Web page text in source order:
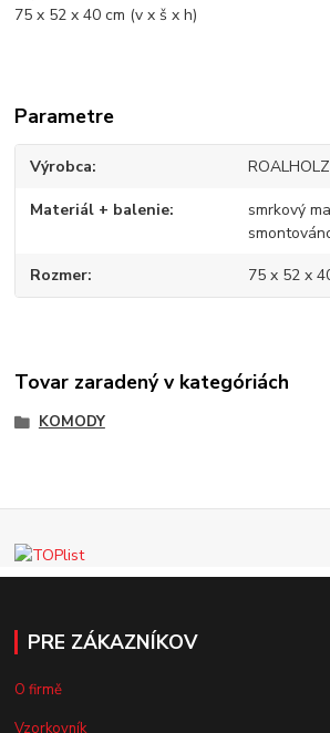
75 x 52 x 40 cm (v x š x h)
Parametre
Výrobca ROALHOLZ
Materiál + balenie
smrkový
Rozmer 75 x 52 x
Tovar zaradený v kategóriách
KOMODY
PRE ZÁKAZNÍKOV
O firmě
Vzorkovník